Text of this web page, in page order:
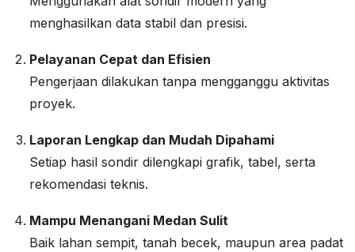
menghasilkan data stabil dan presisi.
Pelayanan Cepat dan Efisien
Pengerjaan dilakukan tanpa mengganggu aktivitas
proyek.
Laporan Lengkap dan Mudah Dipahami
Setiap hasil sondir dilengkapi grafik, tabel, serta
rekomendasi teknis.
Mampu Menangani Medan Sulit
Baik lahan sempit, tanah becek, maupun area padat